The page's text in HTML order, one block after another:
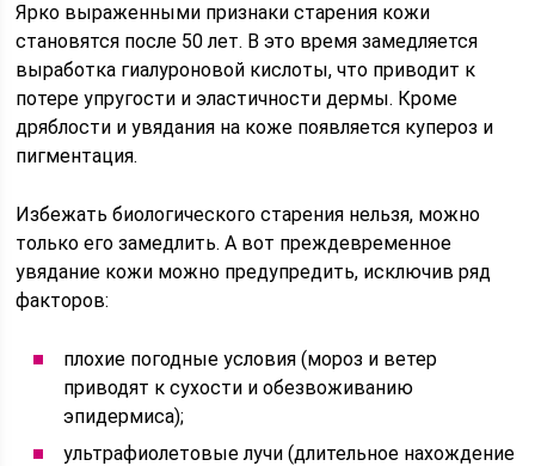
Ярко выраженными признаки старения кожи
становятся после 50 лет. В это время замедляется
выработка гиалуроновой кислоты, что приводит к
потере упругости и эластичности дермы. Кроме
дряблости и увядания на коже появляется купероз и
пигментация.
Избежать биологического старения нельзя, можно
только его замедлить. А вот преждевременное
увядание кожи можно предупредить, исключив ряд
факторов:
плохие погодные условия (мороз и ветер
приводят к сухости и обезвоживанию
эпидермиса);
ультрафиолетовые лучи (длительное нахождение